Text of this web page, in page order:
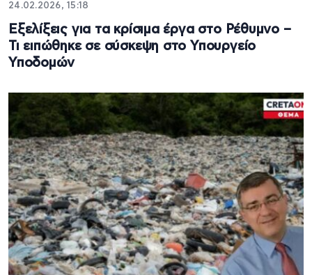
24.02.2026, 15:18
Εξελίξεις για τα κρίσιμα έργα στο Ρέθυμνο –
Τι ειπώθηκε σε σύσκεψη στο Υπουργείο
Υποδομών